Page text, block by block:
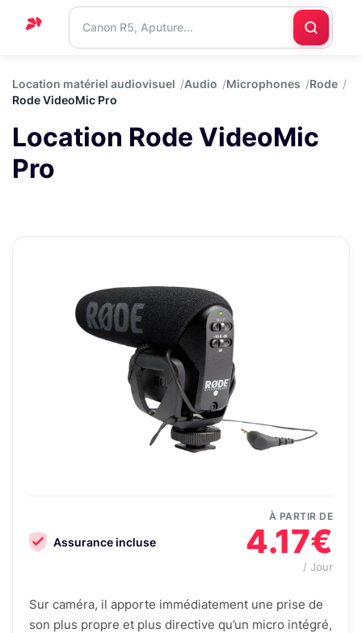
Support
Blog
Nous
contacter
Location matériel audiovisuel Audio Microphones
Rode
Rode VideoMic Pro
Location Rode VideoMic
Pro
Assurance incluse
À PARTIR DE
4.17€
/ Jour
Sur caméra, il apporte immédiatement une prise de
son plus propre et plus directive qu’un micro intégré,